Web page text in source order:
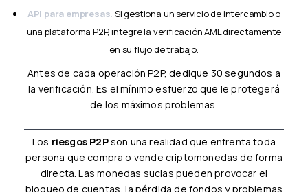
API para empresas. Si gestiona un servicio de intercambio o
una plataforma P2P, integre la verificación AML directamente
en su flujo de trabajo.
Antes de cada operación P2P, dedique 30 segundos a
la verificación. Es el mínimo esfuerzo que le protegerá
de los máximos problemas.
Los riesgos P2Pson una realidad que enfrenta toda
persona que compra o vende criptomonedas de forma
directa. Las monedas sucias pueden provocar el
bloqueo de cuentas, la pérdida de fondos y problemas